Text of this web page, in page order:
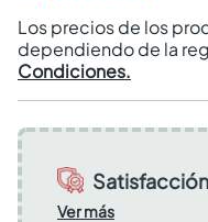
Los precios de los
dependiendo de la
Condiciones.
Ver más